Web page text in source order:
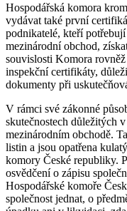
Hospodářská komora
vydávat také první
podnikatelé, kteří
mezinárodní obchod,
souvislosti Komora
inspekční certifikáty,
dokumenty při
V rámci své zákonné
skutečnostech důležitých
mezinárodním obchodě.
listin a jsou opatřena
komory České republiky.
osvědčení o zápisu
Hospodářské komoře
společnost jednat, o